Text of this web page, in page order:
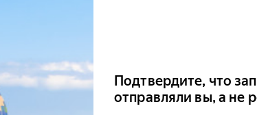
Подтвердите, что
отправляли вы, а не